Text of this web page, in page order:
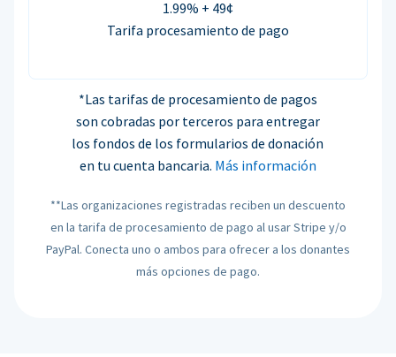
1.99% + 49¢
Tarifa procesamiento de pago
*Las tarifas de procesamiento de pagos
son cobradas por terceros para entregar
los fondos de los formularios de donación
en tu cuenta bancaria. Más información
**Las organizaciones registradas reciben un descuento
en la tarifa de procesamiento de pago al usar Stripe y/o
PayPal. Conecta uno o ambos para ofrecer a los donantes
más opciones de pago.